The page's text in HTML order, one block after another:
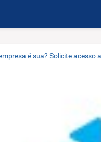
é sua? Solicite acesso